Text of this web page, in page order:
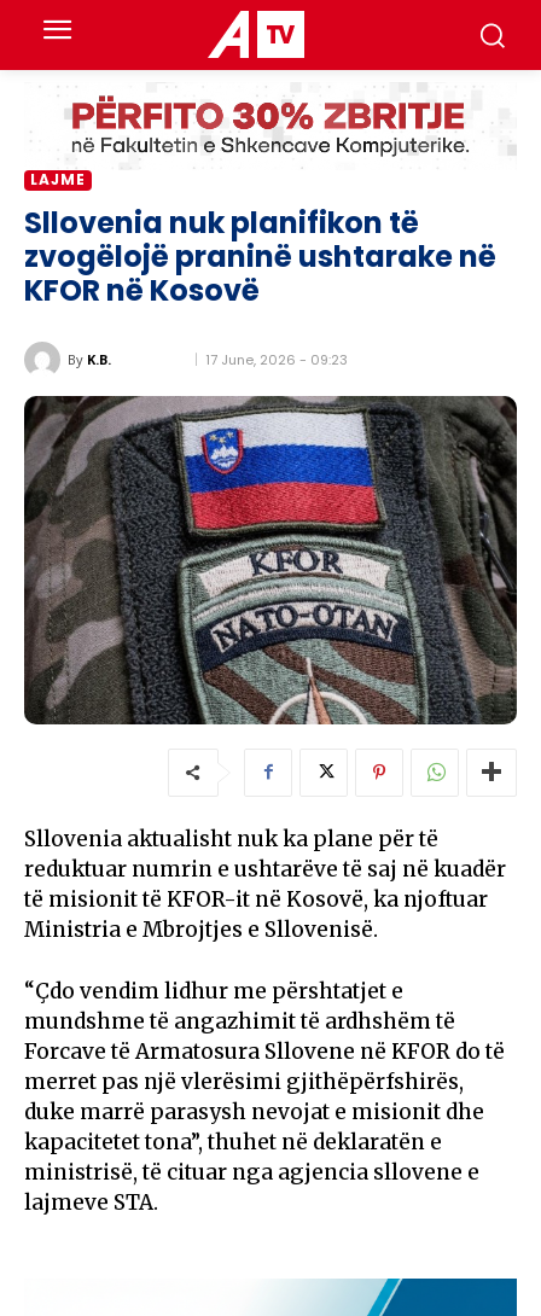
LAJME
Sllovenia nuk planifikon të
zvogëlojë praninë ushtarake në
KFOR në Kosovë
By K.B. 17 June, 2026 - 09:23
Sllovenia aktualisht nuk ka plane për të
reduktuar numrin e ushtarëve të saj në kuadër
të misionit të KFOR-it në Kosovë, ka njoftuar
Ministria e Mbrojtjes e Sllovenisë.
“Çdo vendim lidhur me përshtatjet e
mundshme të angazhimit të ardhshëm të
Forcave të Armatosura Sllovene në KFOR do të
merret pas një vlerësimi gjithëpërfshirës,
duke marrë parasysh nevojat e misionit dhe
kapacitetet tona”, thuhet në deklaratën e
ministrisë, të cituar nga agjencia sllovene e
lajmeve STA.